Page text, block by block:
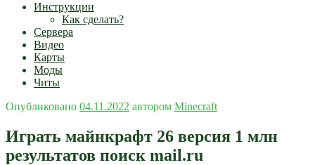
Инструкции
Как сделать?
Сервера
Видео
Карты
Моды
Читы
Опубликовано 04.11.2022 автором Minecraft
Играть майнкрафт 26 версия 1 млн
результатов поиск mail.ru